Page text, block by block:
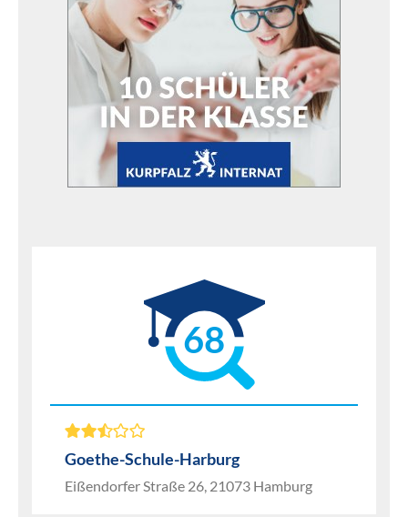
68
Goethe-Schule-Harburg
Eißendorfer Straße 26, 21073 Hamburg